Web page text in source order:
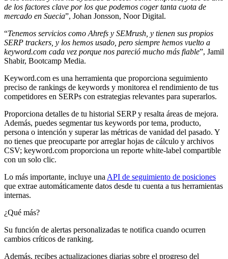
de los factores clave por los que podemos coger tanta cuota de
mercado en Suecia”, Johan Jonsson, Noor Digital.
“Tenemos servicios como Ahrefs y SEMrush, y tienen sus propios
SERP trackers, y los hemos usado, pero siempre hemos vuelto a
keyword.com cada vez porque nos pareció mucho más fiable”, Jamil
Shabir, Bootcamp Media.
Keyword.com es una herramienta que proporciona seguimiento
preciso de rankings de keywords y monitorea el rendimiento de tus
competidores en SERPs con estrategias relevantes para superarlos.
Proporciona detalles de tu historial SERP y resalta áreas de mejora.
Además, puedes segmentar tus keywords por tema, producto,
persona o intención y superar las métricas de vanidad del pasado. Y
no tienes que preocuparte por arreglar hojas de cálculo y archivos
CSV; keyword.com proporciona un reporte white-label compartible
con un solo clic.
Lo más importante, incluye una API de seguimiento de posiciones
que extrae automáticamente datos desde tu cuenta a tus herramientas
internas.
¿Qué más?
Su función de alertas personalizadas te notifica cuando ocurren
cambios críticos de ranking.
Además, recibes actualizaciones diarias sobre el progreso del